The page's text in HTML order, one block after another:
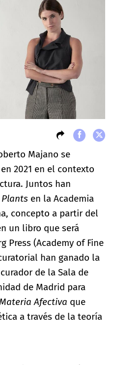
Majano se
2021 en el contexto
Juntos han
en la Academia
concepto a partir del
un libro que será
Press (Academy of Fine
han ganado la
de la Sala de
de Madrid para
Afectiva que
a través de la teoría